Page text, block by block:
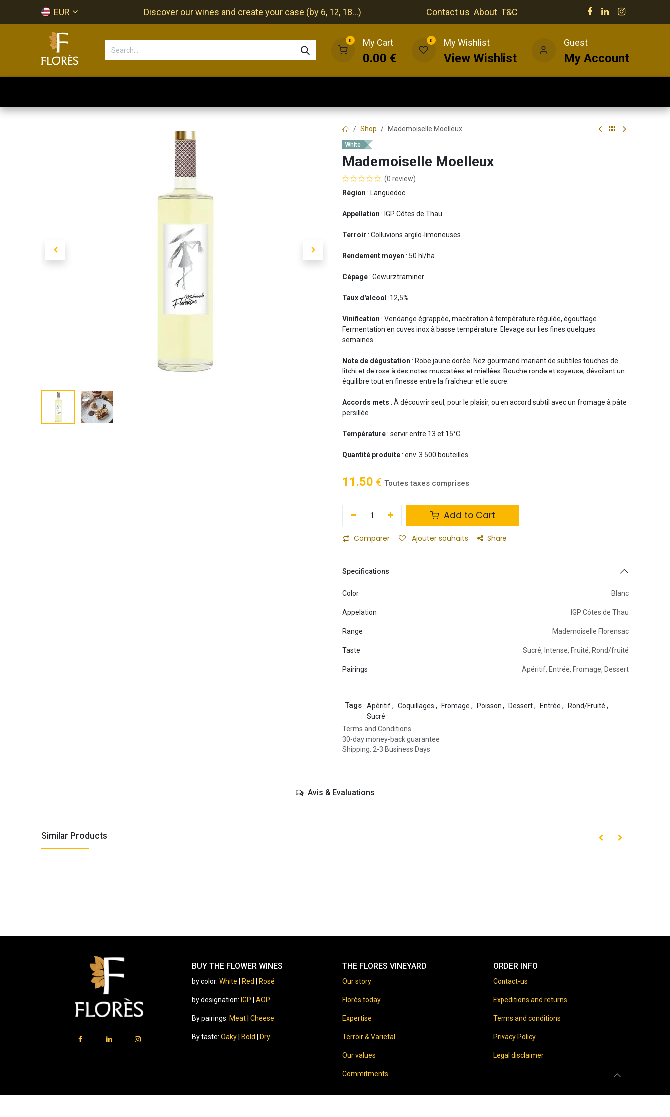
EUR Discover our wines and create your case (by 6, 12, 18...) Contact us About T&C
0 My Cart
0.00 €
0 My Wishlist
View Wishlist
Guest
My Account
Shop Mademoiselle Moelleux
White
Mademoiselle Moelleux
(0 review)
Région : Languedoc
Appellation : IGP Côtes de Thau
Terroir : Colluvions argilo-limoneuses
Rendement moyen : 50 hl/ha
Cépage: Gewurztraminer
Taux d'alcool :12,5%
Vinification : Vendange égrappée, macération à température régulée, égouttage.
Fermentation en cuves inox à basse température. Elevage sur lies fines quelques
semaines.
Note de dégustation : Robe jaune dorée. Nez gourmand mariant de subtiles touches de
litchi et de rose à des notes muscatées et miellées. Bouche ronde et soyeuse, dévoilant un
équilibre tout en finesse entre la fraîcheur et le sucre.
Accords mets : À découvrir seul, pour le plaisir, ou en accord subtil avec un fromage à pâte
persillée.
Température: servir entre 13 et 15°C.
Quantité produite: env. 3 500 bouteilles
11.50 € Toutes taxes comprises
Add to Cart
Comparer Ajouter souhaits Share
Specifications
Color Blanc
Appelation IGP Côtes de Thau
Range Mademoiselle Florensac
Taste Sucré, Intense, Fruité, Rond/fruité
Pairings Apéritif, Entrée, Fromage, Dessert
Tags Apéritif, Coquillages , Fromage , Poisson , Dessert, Entrée , Rond/Fruité ,
Sucré
Terms and Conditions
30-day money-back guarantee
Shipping: 2-3 Business Days
Avis & Evaluations
Similar Products
BUY THE FLOWER WINES
by color: White Red Rosé
by designation: IGP AOP
By pairings: Meat| Cheese
By taste: Oaky Bold Dry
THE FLORES VINEYARD
Our story
Florès today
Expertise
Terroir & Varietal
Our values
Commitments
ORDER INFO
Contact-us
Expeditions and returns
Terms and conditions
Privacy Policy
Legal disclaimer